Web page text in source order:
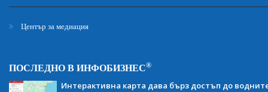
Център за медиация
ПОСЛЕДНО В ИНФОБИЗНЕС®
Интерактивна карта дава бърз достъп до